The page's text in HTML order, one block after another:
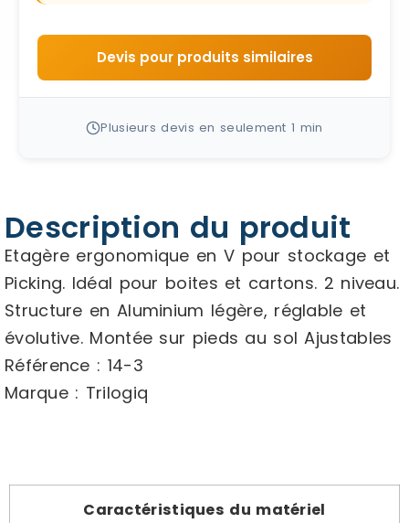
Devis pour produits similaires
Plusieurs devis en seulement 1 min
Description du produit
Etagère ergonomique en V pour stockage et
Picking. Idéal pour boites et cartons. 2 niveau.
Structure en Aluminium légère, réglable et
évolutive. Montée sur pieds au sol Ajustables
Référence : 14-3
Marque : Trilogiq
Caractéristiques du matériel